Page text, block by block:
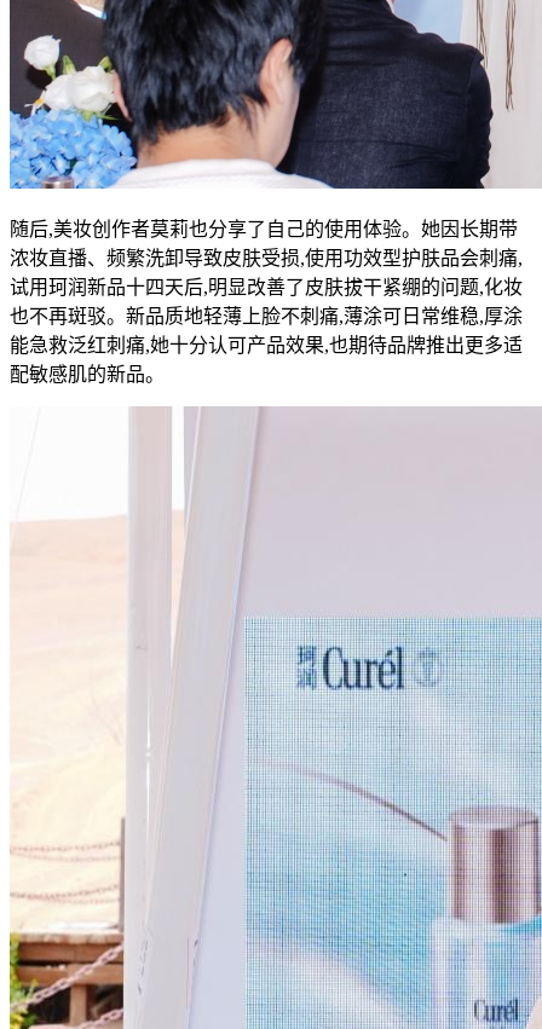
随后,美妆创作者莫莉也分享了自己的使用体验。她因长期带
浓妆直播、频繁洗卸导致皮肤受损,使用功效型护肤品会刺痛,
试用珂润新品十四天后,明显改善了皮肤拔干紧绷的问题,化妆
也不再斑驳。新品质地轻薄上脸不刺痛,薄涂可日常维稳,厚涂
能急救泛红刺痛,她十分认可产品效果,也期待品牌推出更多适
配敏感肌的新品。